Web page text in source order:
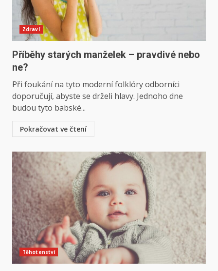
Zdraví
Příběhy starých manželek – pravdivé nebo
ne?
Při foukání na tyto moderní folklóry odborníci
doporučují, abyste se drželi hlavy. Jednoho dne
budou tyto babské...
Pokračovat ve čtení
Těhotenství